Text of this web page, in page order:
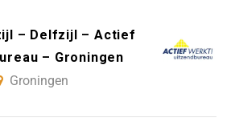
– Delfzijl – Actief
– Groningen
Groningen